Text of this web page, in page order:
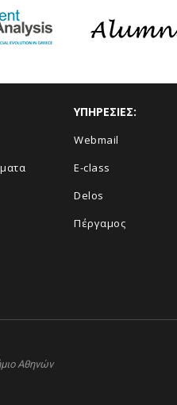
ΥΠΗΡΕΣΙΕΣ:
Webmail
E-class
Delos
Πέργαμος
Αθηνών